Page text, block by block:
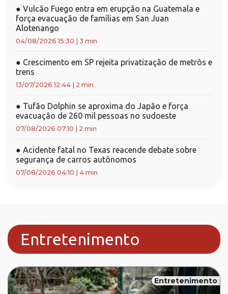
● Vulcão Fuego entra em erupção na Guatemala e
força evacuação de famílias em San Juan
Alotenango
04/08/2026 15:30 3 min
● Crescimento em SP rejeita privatização de metrôs e
trens
13/07/2026 12:44 2 min
● Tufão Dolphin se aproxima do Japão e força
evacuação de 260 mil pessoas no sudoeste
07/08/2026 07:10 2 min
● Acidente fatal no Texas reacende debate sobre
segurança de carros autônomos
07/08/2026 04:10 4 min
Entretenimento
Entretenimento